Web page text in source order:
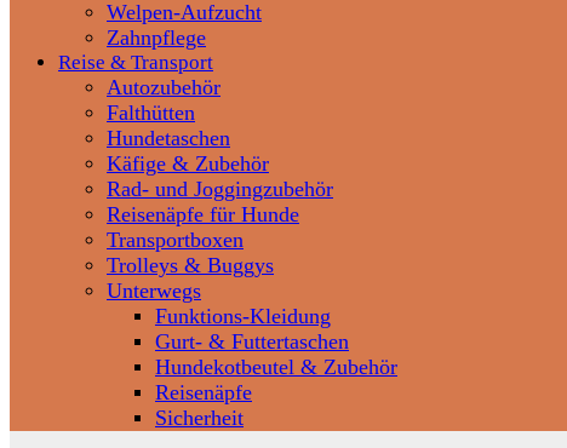
Welpen-Aufzucht
Zahnpflege
Reise & Transport
Autozubehör
Falthütten
Hundetaschen
Käfige & Zubehör
Rad- und Joggingzubehör
Reisenäpfe für Hunde
Transportboxen
Trolleys & Buggys
Unterwegs
Funktions-Kleidung
Gurt- & Futtertaschen
Hundekotbeutel & Zubehör
Reisenäpfe
Sicherheit